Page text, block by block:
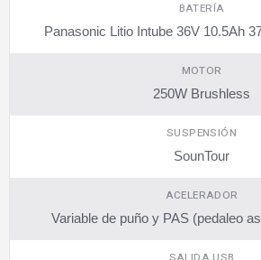
BATERÍA
Panasonic Litio Intube 36V 10.5Ah
MOTOR
250W Brushless
SUSPENSIÓN
SounTour
ACELERADOR
Variable de puño y PAS (pedaleo